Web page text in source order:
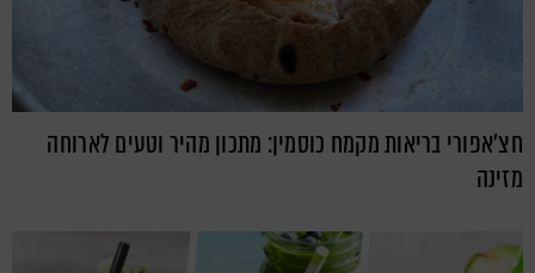
חצ'אפורי בריאות מקמח כוסמין: מתכון מהיר וטעים לארוחה
מזינה